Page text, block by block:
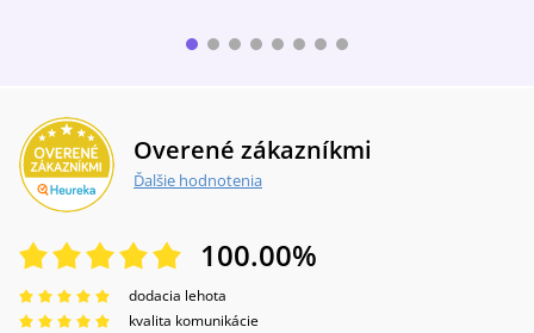
Overené zákazníkmi
Ďalšie hodnotenia
100.00%
dodacia lehota
kvalita komunikácie